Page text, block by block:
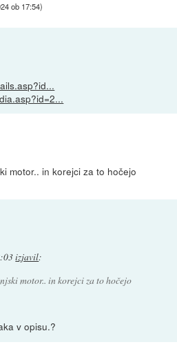
ob 17:54)
motor.. in korejci za to hočejo
izjavil:
motor.. in korejci za to hočejo
v opisu.?